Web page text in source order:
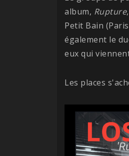
album, Rupture
Petit Bain
également le
eux qui
Les places